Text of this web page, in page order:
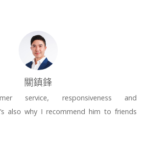
關鎮鋒
service, responsiveness and
also why I recommend him to friends